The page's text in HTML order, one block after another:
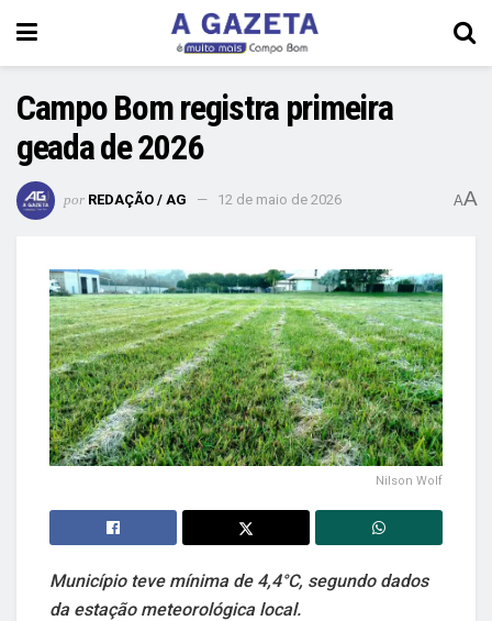
Campo Bom registra primeira
geada de 2026
por REDAÇÃO / AG 12 de maio de 2026 AA
Nilson Wolf
Município teve mínima de 4,4°C, segundo dados
da estação meteorológica local.